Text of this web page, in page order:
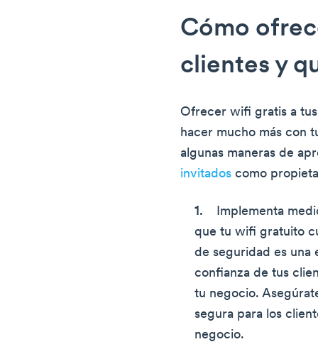
Cómo
clientes y
Ofrecer wifi gratis a
hacer mucho más con
algunas maneras de
invitados como
Implementa
que tu wifi gratuito
de seguridad es una
confianza de tus
tu negocio.
segura para los
negocio.